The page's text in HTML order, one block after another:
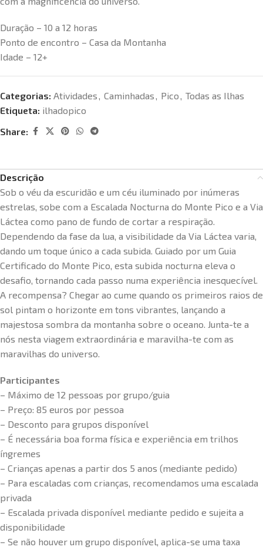
Duração – 10 a 12 horas
Ponto de encontro – Casa da Montanha
Idade – 12+
Categorias: Atividades, Caminhadas, Pico, Todas as Ilhas
Etiqueta: ilhadopico
Share:
Descrição
Sob o véu da escuridão e um céu iluminado por inúmeras
estrelas, sobe com a Escalada Nocturna do Monte Pico e a Via
Láctea como pano de fundo de cortar a respiração.
Dependendo da fase da lua, a visibilidade da Via Láctea varia,
dando um toque único a cada subida. Guiado por um Guia
Certificado do Monte Pico, esta subida nocturna eleva o
desafio, tornando cada passo numa experiência inesquecível.
A recompensa? Chegar ao cume quando os primeiros raios de
sol pintam o horizonte em tons vibrantes, lançando a
majestosa sombra da montanha sobre o oceano. Junta-te a
nós nesta viagem extraordinária e maravilha-te com as
maravilhas do universo.
Participantes
– Máximo de 12 pessoas por grupo/guia
– Preço: 85 euros por pessoa
– Desconto para grupos disponível
– É necessária boa forma física e experiência em trilhos
íngremes
– Crianças apenas a partir dos 5 anos (mediante pedido)
– Para escaladas com crianças, recomendamos uma escalada
privada
– Escalada privada disponível mediante pedido e sujeita a
disponibilidade
– Se não houver um grupo disponível, aplica-se uma taxa